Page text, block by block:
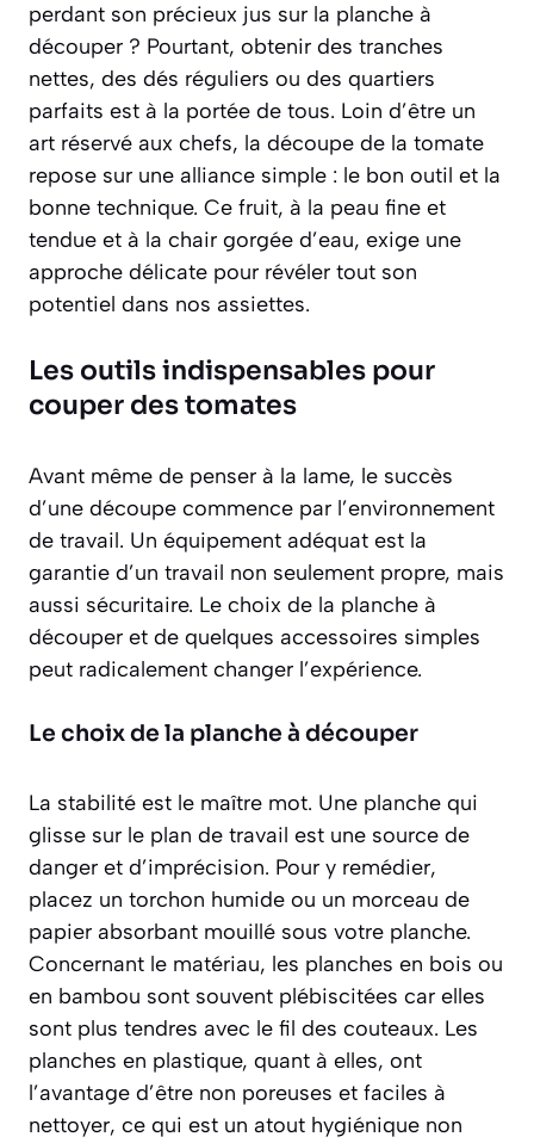
perdant son précieux jus sur la planche à
découper ? Pourtant, obtenir des tranches
nettes, des dés réguliers ou des quartiers
parfaits est à la portée de tous. Loin d’être un
art réservé aux chefs, la découpe de la tomate
repose sur une alliance simple : le bon outil et la
bonne technique. Ce fruit, à la peau fine et
tendue et à la chair gorgée d’eau, exige une
approche délicate pour révéler tout son
potentiel dans nos assiettes.
Les outils indispensables pour
couper des tomates
Avant même de penser à la lame, le succès
d’une découpe commence par l’environnement
de travail. Un équipement adéquat est la
garantie d’un travail non seulement propre, mais
aussi sécuritaire. Le choix de la planche à
découper et de quelques accessoires simples
peut radicalement changer l’expérience.
Le choix de la planche à découper
La stabilité est le maître mot. Une planche qui
glisse sur le plan de travail est une source de
danger et d’imprécision. Pour y remédier,
placez un torchon humide ou un morceau de
papier absorbant mouillé sous votre planche.
Concernant le matériau, les planches en bois ou
en bambou sont souvent plébiscitées car elles
sont plus tendres avec le fil des couteaux. Les
planches en plastique, quant à elles, ont
l’avantage d’être non poreuses et faciles à
nettoyer, ce qui est un atout hygiénique non